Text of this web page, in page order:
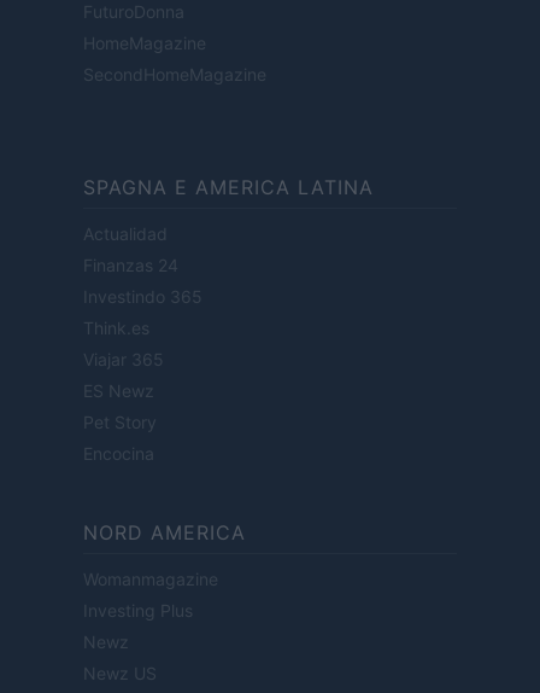
FuturoDonna
HomeMagazine
SecondHomeMagazine
SPAGNA E AMERICA LATINA
Actualidad
Finanzas 24
Investindo 365
Think.es
Viajar 365
ES Newz
Pet Story
Encocina
NORD AMERICA
Womanmagazine
Investing Plus
Newz
Newz US